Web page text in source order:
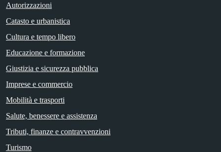
Autorizzazioni
Catasto e urbanistica
Cultura e tempo libero
Educazione e formazione
Giustizia e sicurezza pubblica
Imprese e commercio
Mobilità e trasporti
Salute, benessere e assistenza
Tributi, finanze e contravvenzioni
Turismo